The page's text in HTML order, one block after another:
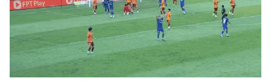
Đọc Thanh Niên trên điện thoại